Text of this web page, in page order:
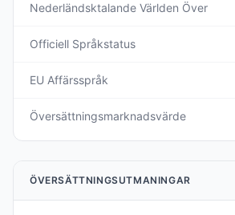
Nederländsktalande Världen Över
Officiell Språkstatus
EU Affärsspråk
Översättningsmarknadsvärde
ÖVERSÄTTNINGSUTMANINGAR